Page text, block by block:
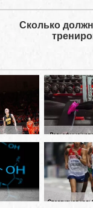
Сколько